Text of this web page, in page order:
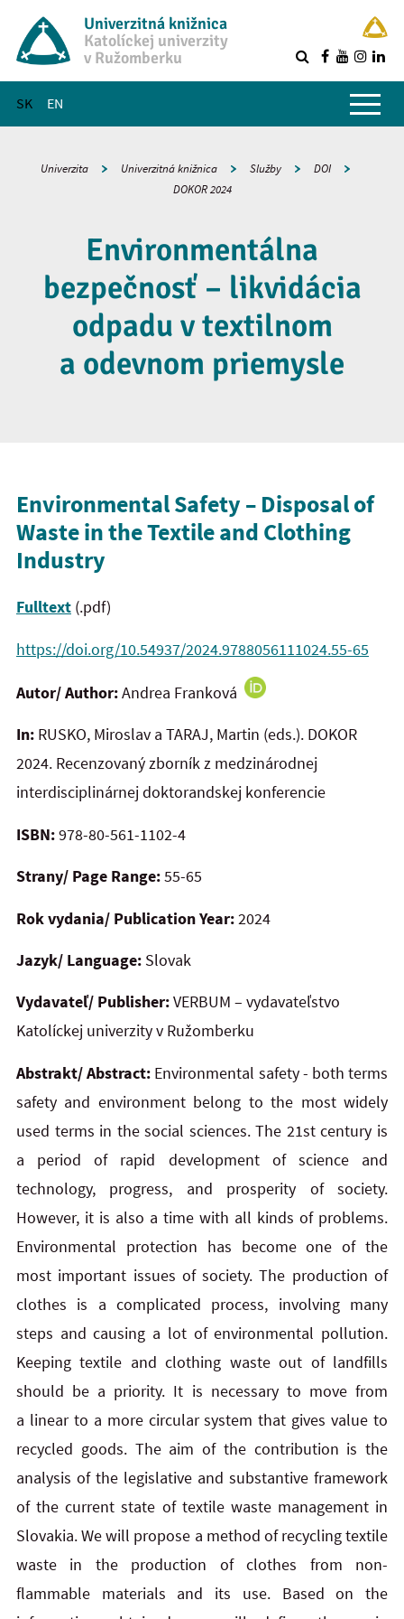
Univerzitná knižnica
Katolíckej univerzity
v Ružomberku
SK EN
Hlavné menu
Univerzita Univerzitná knižnica Služby
DOI
DOKOR 2024
Environmentálna
bezpečnosť – likvidácia
odpadu v textilnom
a odevnom priemysle
Environmental Safety – Disposal of
Waste in the Textile and Clothing
Industry
Fulltext (.pdf)
https://doi.org/10.54937/2024.9788056111024.55-65
Autor/ Author:Andrea Franková
In: RUSKO, Miroslav a TARAJ, Martin (eds.). DOKOR
2024. Recenzovaný zborník z medzinárodnej
interdisciplinárnej doktorandskej konferencie
ISBN:978-80-561-1102-4
Strany/ Page Range:55-65
Rok vydania/ Publication Year:2024
Jazyk/ Language: Slovak
Vydavateľ/ Publisher:VERBUM – vydavateľstvo
Katolíckej univerzity v Ružomberku
Abstrakt/ Abstract: Environmental safety - both terms
safety and environment belong to the most widely
used terms in the social sciences. The 21st century is
a period of rapid development of science and
technology, progress, and prosperity of society.
However, it is also a time with all kinds of problems.
Environmental protection has become one of the
most important issues of society. The production of
clothes is a complicated process, involving many
steps and causing a lot of environmental pollution.
Keeping textile and clothing waste out of landfills
should be a priority. It is necessary to move from
a linear to a more circular system that gives value to
recycled goods. The aim of the contribution is the
analysis of the legislative and substantive framework
of the current state of textile waste management in
Slovakia. We will propose a method of recycling textile
waste in the production of
clothes from non-
flammable materials and its use. Based on the